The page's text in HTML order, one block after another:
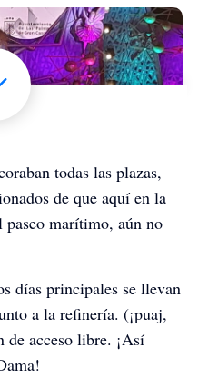
todas las plazas,
de que aquí en la
marítimo, aún no
días principales se llevan
a la refinería. (¡puaj,
de acceso libre. ¡Así